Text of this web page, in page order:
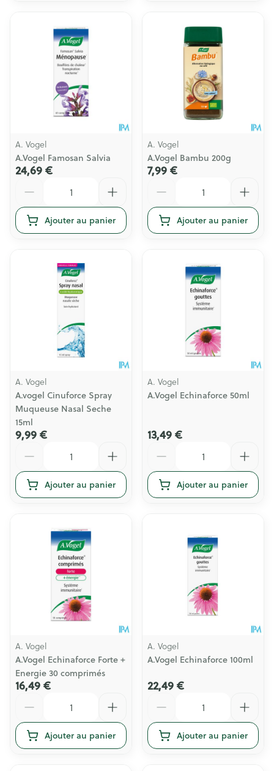
A. Vogel
A.Vogel Famosan Salvia
24,69 €
Ajouter au panier
A. Vogel
A.Vogel Bambu 200g
7,99 €
Ajouter au panier
A. Vogel
A.vogel Cinuforce Spray
Muqueuse Nasal Seche
15ml
9,99 €
Ajouter au panier
A. Vogel
A.Vogel Echinaforce 50ml
13,49 €
Ajouter au panier
A. Vogel
A.Vogel Echinaforce Forte +
Energie 30 comprimés
16,49 €
Ajouter au panier
A. Vogel
A.Vogel Echinaforce 100ml
22,49 €
Ajouter au panier